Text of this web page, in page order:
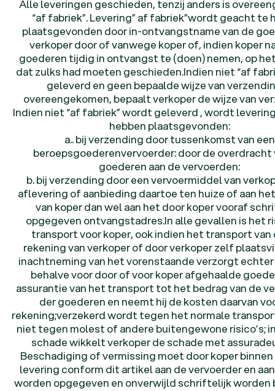
Alle leveringen geschieden, tenzij anders is
“af fabriek”. Levering” af fabriek”wordt geacht te
plaatsgevonden door in-ontvangstname van de
verkoper door of vanwege koper of, indien koper
goederen tijdig in ontvangst te (doen) nemen, op
dat zulks had moeten geschieden.Indien niet “af
geleverd en geen bepaalde wijze van
overeengekomen, bepaalt verkoper de wijze van
Indien niet “af fabriek” wordt geleverd , wordt
hebben plaatsgevonden:
a.. bij verzending door tussenkomst van een
beroepsgoederenvervoerder: door de overdracht
goederen aan de vervoerden:
b. bij verzending door een vervoermiddel van
aflevering of aanbieding daartoe ten huize of aan
van koper dan wel aan het door koper vooraf
opgegeven ontvangstadres.In alle gevallen is het
transport voor koper, ook indien het transport van
rekening van verkoper of door verkoper zelf
inachtneming van het vorenstaande verzorgt
behalve voor door of voor koper afgehaalde
assurantie van het transport tot het bedrag van de
der goederen en neemt hij de kosten daarvan
rekening;verzekerd wordt tegen het normale
niet tegen molest of andere buitengewone risico’s;
schade wikkelt verkoper de schade met
Beschadiging of vermissing moet door koper binnen
levering conform dit artikel aan de vervoerder en
worden opgegeven en onverwijld schriftelijk worden